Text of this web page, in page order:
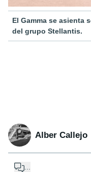
El Gamma se asienta
del grupo Stellantis.
Alber Callejo
...